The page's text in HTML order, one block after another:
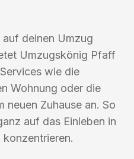
deinen Umzug
Umzugskönig Pfaff
wie die
Wohnung oder die
neuen Zuhause an. So
auf das Einleben in